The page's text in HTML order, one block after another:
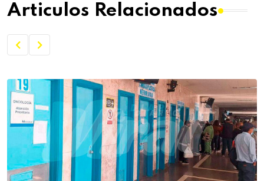
Articulos Relacionados